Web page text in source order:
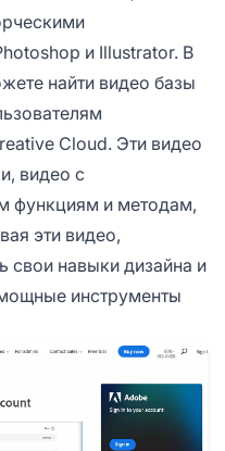
и Illustrator. В
найти видео базы
Cloud. Эти видео
видео с
функциям и методам,
эти видео,
свои навыки дизайна и
инструменты